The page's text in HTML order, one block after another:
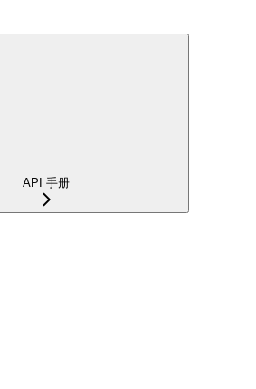
API 手册